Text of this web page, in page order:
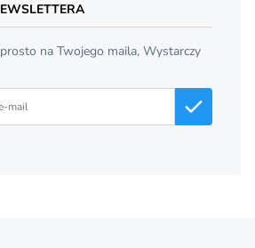
na Twojego maila, Wystarczy